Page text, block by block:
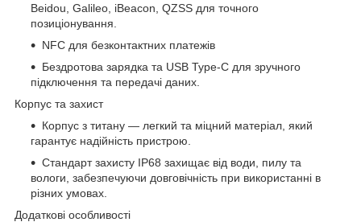
Beidou, Galileo, iBeacon, QZSS для точного
позиціонування.
NFC для безконтактних платежів
Бездротова зарядка та USB Type-C для зручного
підключення та передачі даних.
Корпус та захист
Корпус з титану — легкий та міцний матеріал, який
гарантує надійність пристрою.
Стандарт захисту IP68 захищає від води, пилу та
вологи, забезпечуючи довговічність при використанні в
різних умовах.
Додаткові особливості